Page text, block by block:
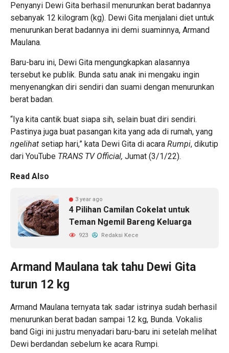
Penyanyi Dewi Gita berhasil menurunkan berat badannya
sebanyak 12 kilogram (kg). Dewi Gita menjalani diet untuk
menurunkan berat badannya ini demi suaminnya, Armand
Maulana.
Baru-baru ini, Dewi Gita mengungkapkan alasannya
tersebut ke publik. Bunda satu anak ini mengaku ingin
menyenangkan diri sendiri dan suami dengan menurunkan
berat badan.
“Iya kita cantik buat siapa sih, selain buat diri sendiri.
Pastinya juga buat pasangan kita yang ada di rumah, yang
ngelihat setiap hari,” kata Dewi Gita di acara Rumpi, dikutip
dari YouTube TRANS TV Official, Jumat (3/1/22).
Read Also
3 year ago
4 Pilihan Camilan Cokelat untuk
Teman Ngemil Bareng Keluarga
923 Redaksi Kece
Armand Maulana tak tahu Dewi Gita
turun 12 kg
Armand Maulana ternyata tak sadar istrinya sudah berhasil
menurunkan berat badan sampai 12 kg, Bunda. Vokalis
band Gigi ini justru menyadari baru-baru ini setelah melihat
Dewi berdandan sebelum ke acara Rumpi.